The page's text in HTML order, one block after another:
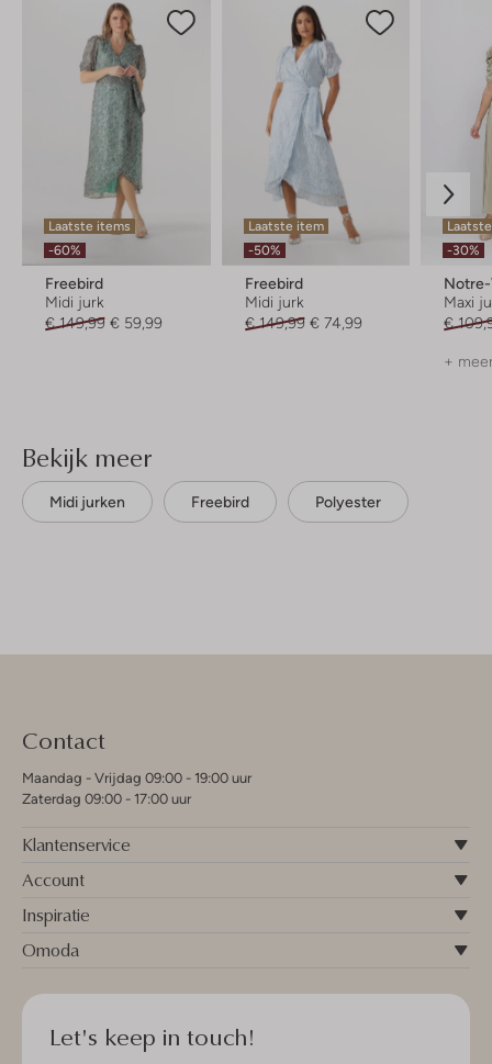
Laatste items
-60%
Freebird
Midi jurk
€ 149,99 € 59,99
Laatste item
-50%
Freebird
Midi jurk
€ 149,99 € 74,99
-30%
Maxi
€
+
Bekijk meer
Midi jurken Freebird Polyester
Contact
Maandag - Vrijdag 09:00 - 19:00 uur
Zaterdag 09:00 - 17:00 uur
Klantenservice
Account
Inspiratie
Omoda
Let's keep in touch!